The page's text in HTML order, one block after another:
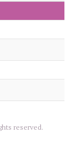
reserved.